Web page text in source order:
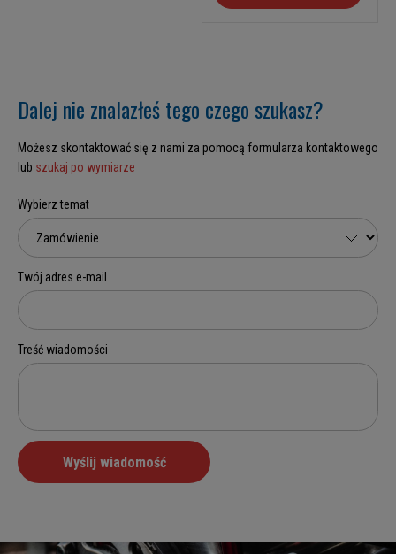
Dalej nie znalazłeś tego czego szukasz?
Możesz skontaktować się z nami za pomocą formularza kontaktowego
lub szukaj po wymiarze